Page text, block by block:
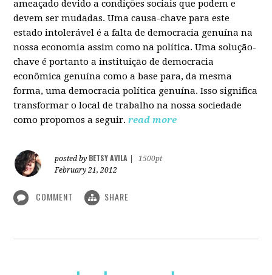
ameaçado devido a condições sociais que podem e
devem ser mudadas. Uma causa-chave para este
estado intolerável é a falta de democracia genuína na
nossa economia assim como na política. Uma solução-
chave é portanto a instituição de democracia
econômica genuína como a base para, da mesma
forma, uma democracia política genuína. Isso significa
transformar o local de trabalho na nossa sociedade
como propomos a seguir. read more
posted by BETSY AVILA
1500pt
February 21, 2012
COMMENT SHARE